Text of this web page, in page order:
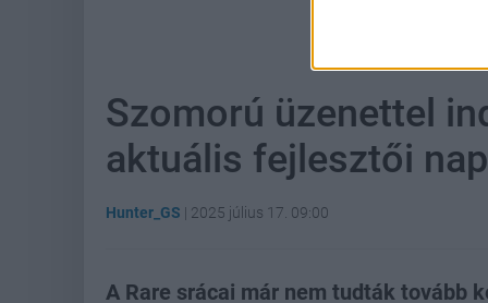
Szomorú üzenettel
aktuális fejlesztői
Hunter_GS | 2025 július 17. 09:00
A Rare srácai már nem tudták tovább